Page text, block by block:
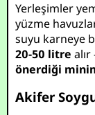
Yerleşimler
yüzme
suyu karneye
20-50 litre
önerdiği
Akifer